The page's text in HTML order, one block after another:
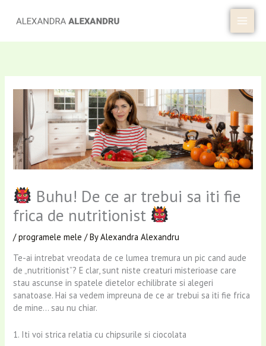
Buhu! De ce ar trebui sa iti fie
frica de nutritionist
/programele mele / ByAlexandra Alexandru
Te-ai intrebat vreodata de ce lumea tremura un pic cand aude
de „nutritionist”? E clar, sunt niste creaturi misterioase care
stau ascunse in spatele dietelor echilibrate si alegeri
sanatoase. Hai sa vedem impreuna de ce ar trebui sa iti fie frica
de mine… sau nu chiar.
1. Iti voi strica relatia cu chipsurile si ciocolata